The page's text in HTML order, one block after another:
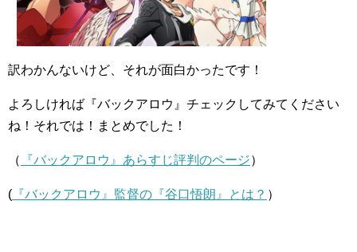
訳わかんないけど、それが面白かったです！
よろしければ『バックアロウ』チェックしてみてください
ね！それでは！まとめでした！
（ 『バックアロウ』あらすじ評判のページ）
( 『バックアロウ』監督の『谷口悟朗』とは？ ）